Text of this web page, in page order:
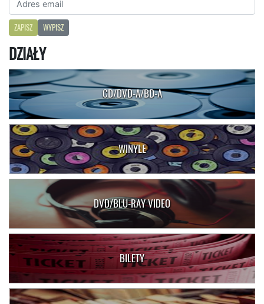
ZAPISZ WYPISZ
DZIAŁY
CD/DVD-A/BD-A
WINYLE
DVD/BLU-RAY VIDEO
BILETY